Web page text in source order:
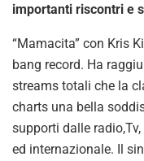
importanti riscontri e
“Mamacita” con Kris
bang record. Ha
streams totali che la
charts una bella
supporti dalle
ed internazionale. Il